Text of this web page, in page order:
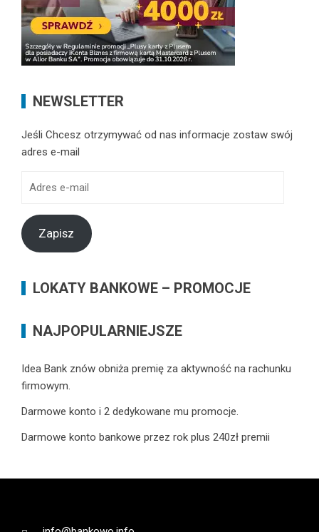
NEWSLETTER
Jeśli Chcesz otrzymywać od nas informacje zostaw swój
adres e-mail
mail
Zapisz
LOKATY BANKOWE – PROMOCJE
NAJPOPULARNIEJSZE
Idea Bank znów obniża premię za aktywność na rachunku
firmowym.
Darmowe konto i 2 dedykowane mu promocje.
Darmowe konto bankowe przez rok plus 240zł premii